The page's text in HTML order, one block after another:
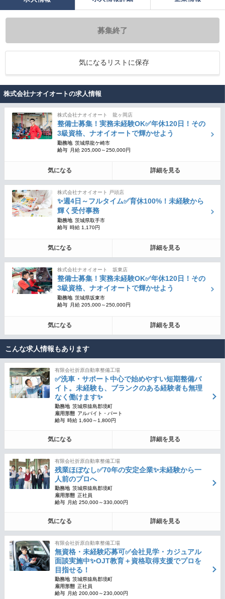
募集終了
気になるリストに保存
株式会社ナオイオートの求人情報
株式会社ナオイオート 龍ヶ岡店
整備士募集！実務未経験OK✅年休120日！その
3級資格、ナオイオートで輝かせよう
勤務地 茨城県龍ケ崎市
給与
月給 205,000～250,000円
気になる 詳細を見る
株式会社ナオイオート 戸頭店
✨週4日～フルタイム✅育休100%！未経験から
輝く受付事務
勤務地 茨城県取手市
給与 時給 1,170円
気になる 詳細を見る
株式会社ナオイオート 坂東店
整備士募集！実務未経験OK✅年休120日！その
3級資格、ナオイオートで輝かせよう
勤務地 茨城県坂東市
給与
月給 205,000～250,000円
気になる 詳細を見る
こんな求人情報もあります
有限会社折原自動車整備工場
✅洗車・サポート中心で始めやすい短期整備バ
イト。未経験も、ブランクのある経験者も無理
なく働けます✨
勤務地 茨城県猿島郡境町
雇用形態 アルバイト・パート
給与 時給 1,600～1,800円
気になる 詳細を見る
有限会社折原自動車整備工場
残業ほぼなし✅70年の安定企業✨未経験から一
人前のプロへ
勤務地 茨城県猿島郡境町
雇用形態 正社員
給与
月給 250,000～330,000円
気になる 詳細を見る
有限会社折原自動車整備工場
無資格・未経験応募可✅会社見学・カジュアル
面談実施中✨OJT教育＋資格取得支援でプロを
目指せる！
勤務地 茨城県猿島郡境町
雇用形態 正社員
給与
月給 200,000～230,000円